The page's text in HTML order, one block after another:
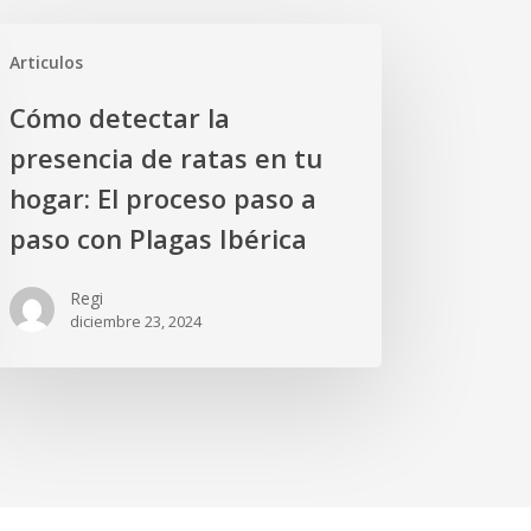
Articulos
Cómo detectar la
presencia de ratas en tu
hogar: El proceso paso a
paso con Plagas Ibérica
Regi
diciembre 23, 2024